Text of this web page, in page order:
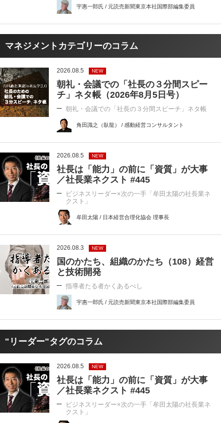
宇惠一郎氏 / 元読売新聞東京本社国際部編集委員
マネジメントカテゴリーのコラム
2026.08.5 NEW
朝礼・会議での「社長の３分間スピー
チ」ネタ帳（2026年8月5日号）
朝礼・会議での「社長の３分間スピーチ」ネタ帳
角田識之（臥龍） / 感動経営コンサルタント
2026.08.5 NEW
社長は「能力」の前に「資質」が大事
／社長業ネクスト #445
ビジネスリーダー×次の一手「牟田太陽の社長業ネ
クスト」
牟田太陽 / 日本経営合理化協会 理事長
2026.08.3 NEW
国のかたち、組織のかたち（108）経営
と技術開発
指導者たる者かくあるべし
宇惠一郎氏 / 元読売新聞東京本社国際部編集委員
"リーダー"タグのコラム
2026.08.5 NEW
社長は「能力」の前に「資質」が大事
／社長業ネクスト #445
ビジネスリーダー×次の一手「牟田太陽の社長業ネ
クスト」